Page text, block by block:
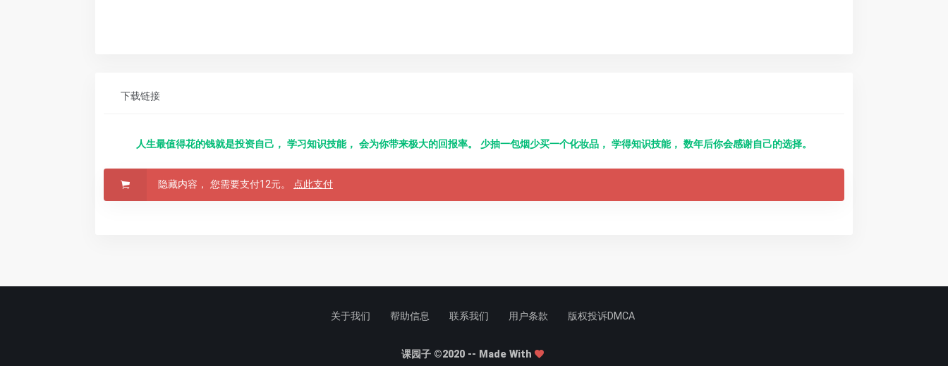
下载链接
人生最值得花的钱就是投资自己， 学习知识技能， 会为你带来极大的回报率。 少抽一包烟少买一个化妆品， 学得知识技能， 数年后你会感谢自己的选择。
隐藏内容， 您需要支付12元。 点此支付
关于我们 帮助信息 联系我们 用户条款 版权投诉DMCA
课园子 ©2020 -- Made With